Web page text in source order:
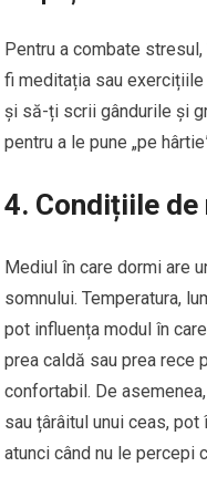
Pentru a combate
fi meditația sau
și să-ți scrii gândurile și
pentru a le pune „pe
4. Condițiile
Mediul în care dormi are
somnului. Temperatura,
pot influența modul în
prea caldă sau prea
confortabil. De
sau țârâitul unui ceas,
atunci când nu le percepi